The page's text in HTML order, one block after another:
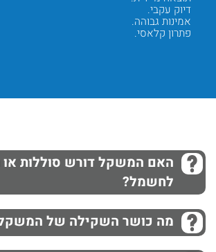
דיוק עקבי.
אמינות גבוהה.
פתרון קלאסי.
האם המשקל דורש סוללות או
לחשמל?
מה כושר השקילה של